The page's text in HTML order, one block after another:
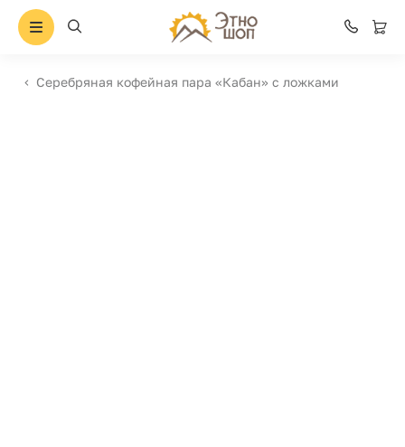
Серебряная кофейная пара «Кабан» с ложками